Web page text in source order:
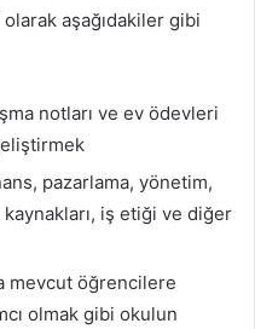
aşağıdakiler gibi
notları ve ev ödevleri
pazarlama, yönetim,
iş etiği ve diğer
mevcut öğrencilere
olmak gibi okulun